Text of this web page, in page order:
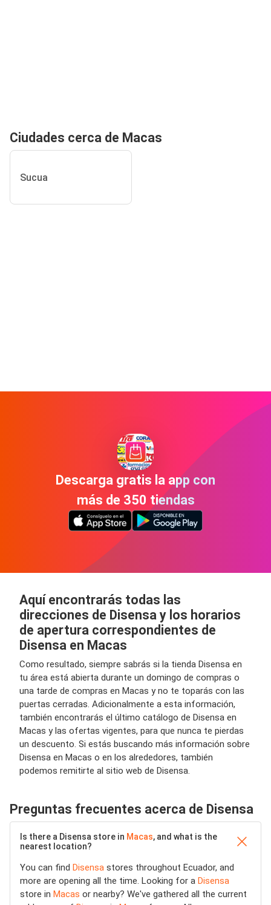
Ciudades cerca de Macas
Sucua
Descarga gratis la app con
más de 350 tiendas
Aquí encontrarás todas las
direcciones de Disensa y los horarios
de apertura correspondientes de
Disensa en Macas
Como resultado, siempre sabrás si la tienda Disensa en
tu área está abierta durante un domingo de compras o
una tarde de compras en Macas y no te toparás con las
puertas cerradas. Adicionalmente a esta información,
también encontrarás el último catálogo de Disensa en
Macas y las ofertas vigentes, para que nunca te pierdas
un descuento. Si estás buscando más información sobre
Disensa en Macas o en los alrededores, también
podemos remitirte al sitio web de Disensa.
Preguntas frecuentes acerca de Disensa
Is there a Disensa store in Macas, and what is the
nearest location?
You can find Disensa stores throughout Ecuador, and
more are opening all the time. Looking for a Disensa
store in Macas or nearby? We've gathered all the current